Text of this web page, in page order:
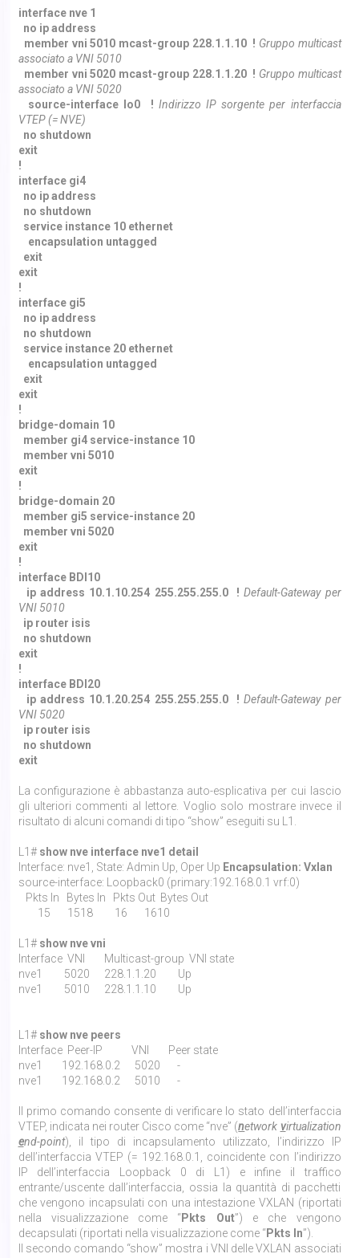
interface nve 1
no ip address
member vni 5010 mcast-group 228.1.1.10 ! Gruppo multicast
associato a VNI 5010
member vni 5020 mcast-group 228.1.1.20 ! Gruppo multicast
associato a VNI 5020
source-interface lo0 ! Indirizzo IP sorgente per interfaccia
VTEP (= NVE)
no shutdown
exit
!
interface gi4
no ip address
no shutdown
service instance 10 ethernet
encapsulation untagged
exit
exit
!
interface gi5
no ip address
no shutdown
service instance 20 ethernet
encapsulation untagged
exit
exit
!
bridge-domain 10
member gi4 service-instance 10
member vni 5010
exit
!
bridge-domain 20
member gi5 service-instance 20
member vni 5020
exit
!
interface BDI10
ip address 10.1.10.254 255.255.255.0 !Default-Gateway per
VNI 5010
ip router isis
no shutdown
exit
!
interface BDI20
ip address 10.1.20.254 255.255.255.0 !Default-Gateway per
VNI 5020
ip router isis
no shutdown
exit
La configurazione è abbastanza auto-esplicativa per cui lascio
gli ulteriori commenti al lettore. Voglio solo mostrare invece il
risultato di alcuni comandi di tipo “show” eseguiti su L1.
L1# show nve interface nve1 detail
Interface: nve1, State: Admin Up, Oper Up Encapsulation: Vxlan
source-interface: Loopback0 (primary:192.168.0.1 vrf:0)
Pkts In Bytes In Pkts Out Bytes Out
15 1518 16 1610
L1# show nve vni
Interface VNI Multicast-group VNI state
nve1 5020 228.1.1.20 Up
nve1 5010 228.1.1.10 Up
L1# show nve peers
Interface Peer-IP VNI Peer state
nve1 192.168.0.2 5020 -
nve1 192.168.0.2 5010 -
Il primo comando consente di verificare lo stato dell’interfaccia
VTEP, indicata nei router Cisco come “nve” (network virtualization
end-point), il tipo di incapsulamento utilizzato, l’indirizzo IP
dell’interfaccia VTEP (= 192.168.0.1, coincidente con l’indirizzo
IP dell’interfaccia Loopback 0 di L1) e infine il traffico
entrante/uscente dall’interfaccia, ossia la quantità di pacchetti
che vengono incapsulati con una intestazione VXLAN (riportati
nella visualizzazione come “Pkts Out”) e che vengono
decapsulati (riportati nella visualizzazione come “Pkts In”).
Il secondo comando “show” mostra i VNI delle VXLAN associati